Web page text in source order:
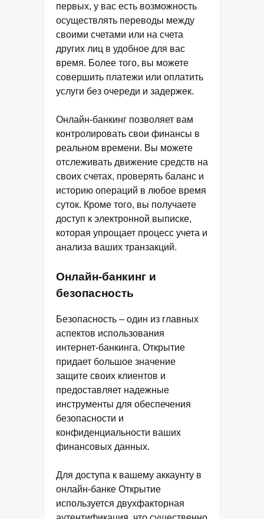
первых, у вас есть возможность
осуществлять переводы между
своими счетами или на счета
других лиц в удобное для вас
время. Более того, вы можете
совершить платежи или оплатить
услуги без очереди и задержек.
Онлайн-банкинг позволяет вам
контролировать свои финансы в
реальном времени. Вы можете
отслеживать движение средств на
своих счетах, проверять баланс и
историю операций в любое время
суток. Кроме того, вы получаете
доступ к электронной выписке,
которая упрощает процесс учета и
анализа ваших транзакций.
Онлайн-банкинг и
безопасность
Безопасность – один из главных
аспектов использования
интернет-банкинга. Открытие
придает большое значение
защите своих клиентов и
предоставляет надежные
инструменты для обеспечения
безопасности и
конфиденциальности ваших
финансовых данных.
Для доступа к вашему аккаунту в
онлайн-банке Открытие
используется двухфакторная